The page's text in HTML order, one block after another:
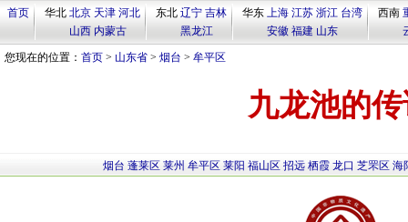
首页 华北 北京 天津 河北
山西 内蒙古
东北 辽宁 吉林
黑龙江
华东 上海 江苏 浙江 台湾
安徽 福建 山东
西南
您现在的位置： 首页 > 山东省 > 烟台 > 牟平区
九龙池的
烟台 蓬莱区 莱州 牟平区 莱阳 福山区 招远 栖霞 龙口 芝罘区 海